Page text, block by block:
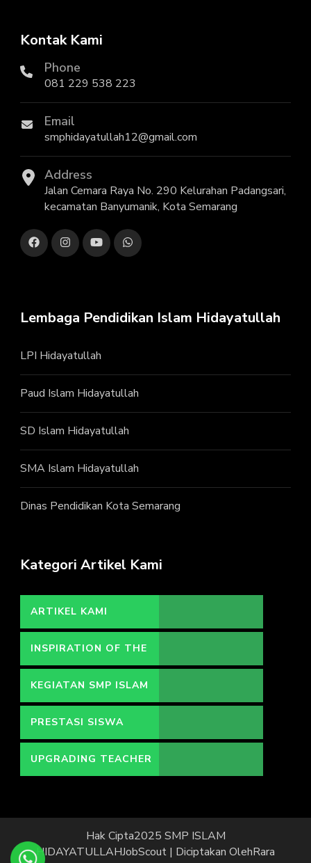
Kontak Kami
Phone
081 229 538 223
Email
smphidayatullah12@gmail.com
Address
Jalan Cemara Raya No. 290 Kelurahan Padangsari,
kecamatan Banyumanik, Kota Semarang
Lembaga Pendidikan Islam Hidayatullah
LPI Hidayatullah
Paud Islam Hidayatullah
SD Islam Hidayatullah
SMA Islam Hidayatullah
Dinas Pendidikan Kota Semarang
Kategori Artikel Kami
ARTIKEL KAMI
INSPIRATION OF THE
DAY
KEGIATAN SMP ISLAM
HIDAYATULLAH
PRESTASI SISWA
UPGRADING TEACHER
Hak Cipta2025 SMP ISLAM
HIDAYATULLAHJobScout | Diciptakan OlehRara